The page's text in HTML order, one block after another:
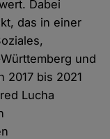
Dabei
das in einer
und
2017 bis 2021
Lucha